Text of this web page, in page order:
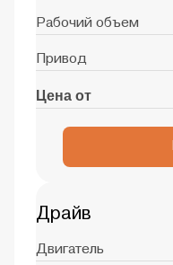
Рабочий объем
Привод
Цена от
Драйв
Двигатель